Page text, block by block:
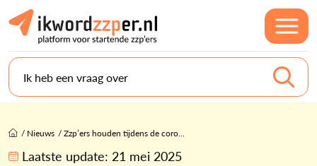
Ik heb een vraag over
/ Nieuws /Zzp’ers houden tijdens de coro...
Laatste update: 21 mei 2025